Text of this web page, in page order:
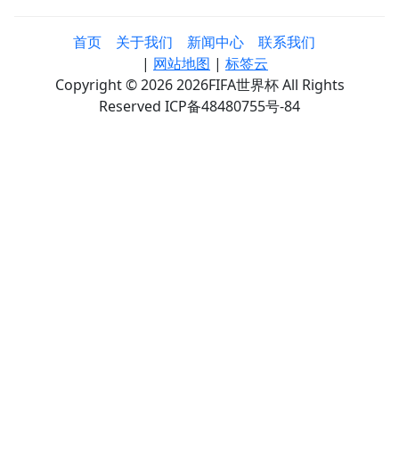
首页 关于我们 新闻中心
联系我们
| 网站地图 | 标签云
Copyright © 2026 2026FIFA世界杯 All Rights
Reserved ICP备48480755号-84